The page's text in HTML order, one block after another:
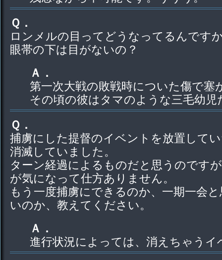
Ｑ．
ロンメルの目ってどうなってるんです
眼帯の下は目がないの？
Ａ．
第一次大戦の敗戦時についた傷で塞
その頃の彼はタマのような三毛幼
Ｑ．
捕虜にした提督のイベントを放置して
消滅していました。
ターン経過によるものだと思うのです
が気になって仕方ありません。
もう一度捕虜にできるのか、一期一会
いのか、教えてください。
Ａ．
進行状況によっては、消えちゃう